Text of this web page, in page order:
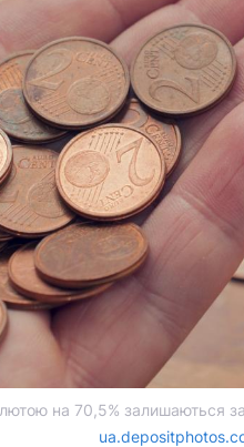
на 70,5% залишаються